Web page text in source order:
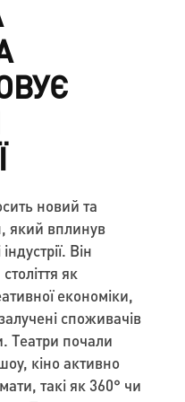
новий та
який вплинув
Він
як
економіки,
споживачів
Театри почали
кіно активно
такі як 360° чи